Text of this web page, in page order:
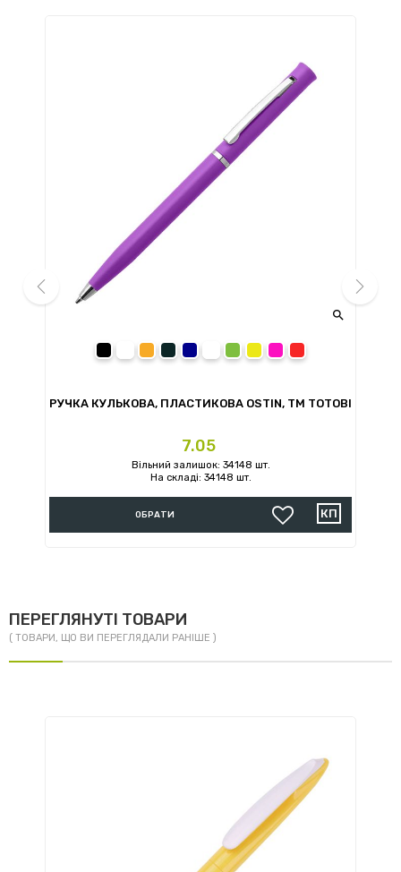

РУЧКА КУЛЬКОВА, ПЛАСТИКОВА OSTIN, ТМ TOTOBI
Ціна
7.05
Вільний залишок: 34148 шт.
На складі: 34148 шт.
ОБРАТИ
ПЕРЕГЛЯНУТІ ТОВАРИ
( ТОВАРИ, ЩО ВИ ПЕРЕГЛЯДАЛИ РАНІШЕ )